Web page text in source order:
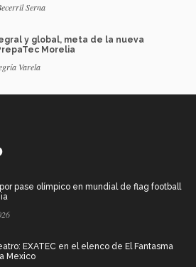
Serna
y global, meta de la nueva
Morelia
Varela
pase olímpico en mundial de flag football
EXATEC en el elenco de El Fantasma
Mexico